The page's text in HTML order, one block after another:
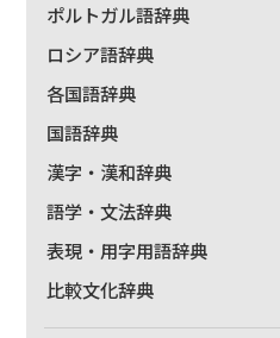
ポルトガル語辞典
ロシア語辞典
各国語辞典
国語辞典
漢字・漢和辞典
語学・文法辞典
表現・用字用語辞典
比較文化辞典